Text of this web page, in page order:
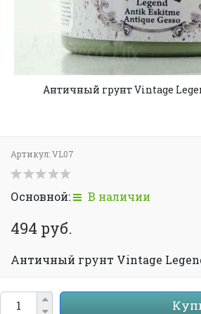
Античный грунт Vintage
Артикул:VL07
Основной: В наличии
494 руб.
Античный грунт Vintage